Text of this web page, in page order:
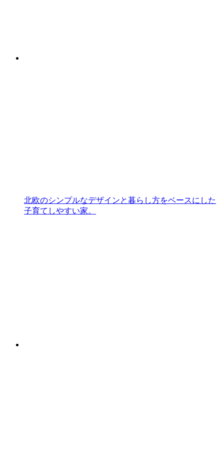
北欧のシンプルなデザインと暮らし方をベースにした
子育てしやすい家。